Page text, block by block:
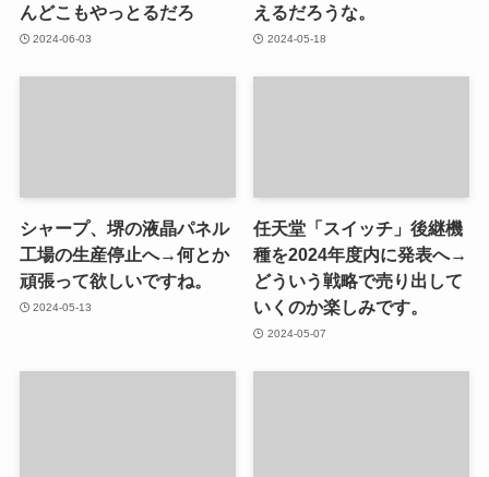
んどこもやっとるだろ
2024-06-03
えるだろうな。
2024-05-18
シャープ、堺の液晶パネル
工場の生産停止へ→何とか
頑張って欲しいですね。
2024-05-13
任天堂「スイッチ」後継機
種を2024年度内に発表へ→
どういう戦略で売り出して
いくのか楽しみです。
2024-05-07